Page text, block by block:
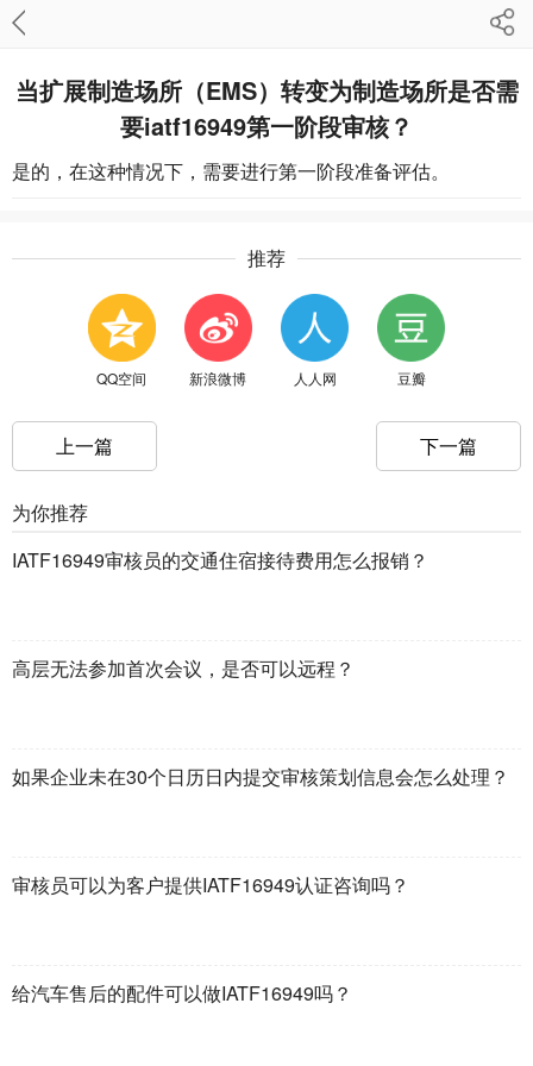
当扩展制造场所（EMS）转变为制造场所是否需
要iatf16949第一阶段审核？
是的，在这种情况下，需要进行第一阶段准备评估。
推荐
QQ空间 新浪微博 人人网 豆瓣
上一篇 下一篇
为你推荐
IATF16949审核员的交通住宿接待费用怎么报销？
高层无法参加首次会议，是否可以远程？
如果企业未在30个日历日内提交审核策划信息会怎么处理？
审核员可以为客户提供IATF16949认证咨询吗？
给汽车售后的配件可以做IATF16949吗？